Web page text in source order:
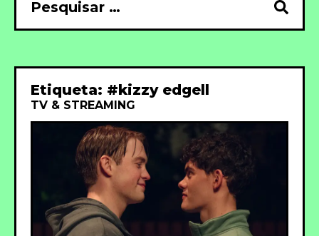
Etiqueta: #kizzy edgell
TV & STREAMING